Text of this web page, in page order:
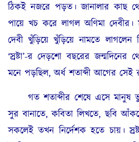
ঠিকই নজরে পড়ত। জানালার কাছ
পায়ে খচ করে লাগল অণিমা
দেবী খুঁড়িয়ে খুঁড়িয়ে নামতে লাগলেন
‘স্রষ্টা’-র দেড়শো বছরের
মনে পড়ছিল, অর্ধ শতাব্দী আগের সেই
গত শতাব্দীর শেষে এসে মানুষ
সুর বানাতে, কবিতা লিখতে, ছবি
সকলেই তখন নির্দেশক হতে চায়।